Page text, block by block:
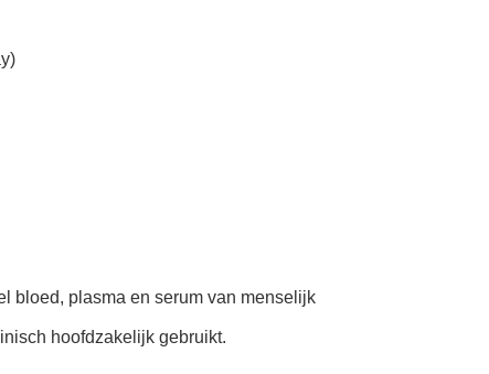
bloed, plasma en serum van menselijk
hoofdzakelijk gebruikt.